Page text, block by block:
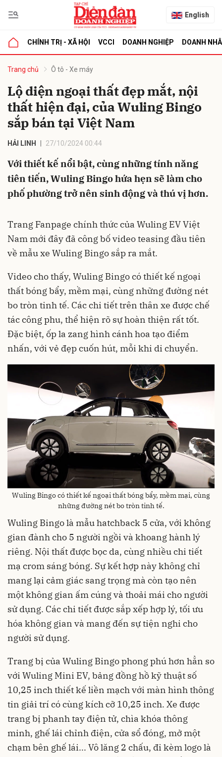
English
CHÍNH TRỊ - XÃ HỘI VCCI DOANH NGHIỆP DOANH
Trang chủ Ô tô - Xe máy
Lộ diện ngoại thất đẹp mắt, nội
thất hiện đại, của Wuling Bingo
sắp bán tại Việt Nam
HẢI LINH 27/10/2024 00:44
Với thiết kế nổi bật, cùng những tính năng
tiên tiến, Wuling Bingo hứa hẹn sẽ làm cho
phố phường trở nên sinh động và thú vị hơn.
Trang Fanpage chính thức của Wuling EV Việt
Nam mới đây đã công bố video teasing đầu tiên
về mẫu xe Wuling Bingo sắp ra mắt.
Video cho thấy, Wuling Bingo có thiết kế ngoại
thất bóng bẩy, mềm mại, cùng những đường nét
bo tròn tinh tế. Các chi tiết trên thân xe được chế
tác công phu, thể hiện rõ sự hoàn thiện rất tốt.
Đặc biệt, ốp la zang hình cánh hoa tạo điểm
nhấn, với vẻ đẹp cuốn hút, mỗi khi di chuyển.
Wuling Bingo có thiết kế ngoại thất bóng bẩy, mềm mại, cùng
những đường nét bo tròn tinh tế.
Wuling Bingo là mẫu hatchback 5 cửa, với không
gian đành cho 5 người ngồi và khoang hành lý
riêng. Nội thất được bọc da, cùng nhiều chi tiết
mạ crom sáng bóng. Sự kết hợp này không chỉ
mang lại cảm giác sang trọng mà còn tạo nên
một không gian ấm cúng và thoải mái cho người
sử dụng. Các chi tiết được sắp xếp hợp lý, tối ưu
hóa không gian và mang đến sự tiện nghi cho
người sử dụng.
Trang bị của Wuling Bingo phong phú hơn hẳn so
với Wuling Mini EV, bảng đồng hồ kỹ thuật số
10,25 inch thiết kế liền mạch với màn hình thông
tin giải trí có cùng kích cỡ 10,25 inch. Xe được
trang bị phanh tay điện tử, chìa khóa thông
minh, ghế lái chỉnh điện, cửa sổ đóng, mở một
chạm bên ghế lái... Vô lăng 2 chấu, đi kèm logo là
luận
Hủy